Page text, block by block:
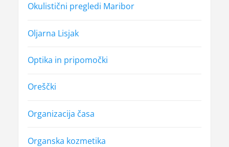
Okulistični pregledi Maribor
Oljarna Lisjak
Optika in pripomočki
Oreščki
Organizacija časa
Organska kozmetika